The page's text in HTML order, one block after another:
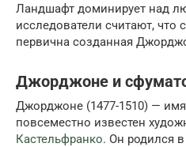
Ландшафт доминирует над
исследователи считают, что
первична созданная
Джорджоне и
Джорджоне (1477-1510) —
повсеместно известен
Кастельфранко. Он родился